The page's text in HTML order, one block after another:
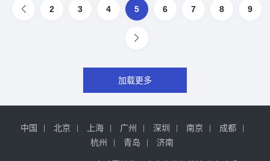
2 3 4 5 6 7 8 9
加载更多
中国 北京 上海 广州 深圳 南京
成都
杭州
青岛 济南